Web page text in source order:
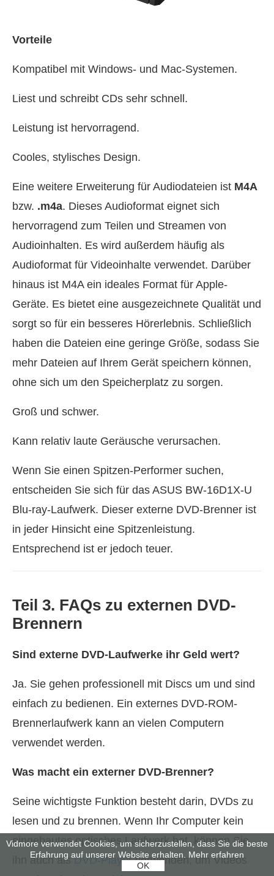
Vorteile
Kompatibel mit Windows- und Mac-Systemen.
Liest und schreibt CDs sehr schnell.
Leistung ist hervorragend.
Cooles, stylisches Design.
Eine weitere Erweiterung für Audiodateien ist M4A
bzw. .m4a. Dieses Audioformat eignet sich
hervorragend zum Teilen und Streamen von
Audioinhalten. Es wird außerdem häufig als
Audioformat für Videoinhalte verwendet. Darüber
hinaus ist M4A ein ideales Format für Apple-
Geräte. Es bietet eine ausgezeichnete Qualität und
sorgt so für ein besseres Hörerlebnis. Schließlich
haben die Dateien eine geringe Größe, sodass Sie
mehr Dateien auf Ihrem Gerät speichern können,
ohne sich um den Speicherplatz zu sorgen.
Groß und schwer.
Kann relativ laute Geräusche verursachen.
Wenn Sie einen Spitzen-Performer suchen,
entscheiden Sie sich für das ASUS BW-16D1X-U
Blu-ray-Laufwerk. Dieser externe DVD-Brenner ist
in jeder Hinsicht eine Spitzenleistung.
Entsprechend ist er jedoch teuer.
Teil 3. FAQs zu externen DVD-
Brennern
Sind externe DVD-Laufwerke ihr Geld wert?
Ja. Sie gehen professionell mit Discs um und sind
einfach zu bedienen. Ein externes DVD-ROM-
Brennerlaufwerk kann an vielen Computern
verwendet werden.
Was macht ein externer DVD-Brenner?
Seine wichtigste Funktion besteht darin, DVDs zu
lesen und zu brennen. Wenn Ihr Computer kein
eingebautes optisches Laufwerk hat, können Sie
ihn auch alsDVD-Playerverwenden, um Videos
Vidmore verwendet Cookies, um sicherzustellen, dass Sie die beste
Erfahrung auf unserer Website erhalten. Mehr erfahren
OK